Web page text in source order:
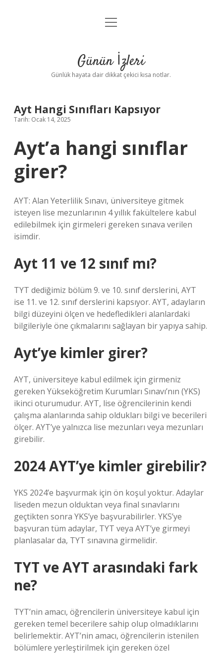
Anasayfa
Yasal Uyarı
menüyü
Günün İzleri
Günlük hayata dair dikkat çekici kısa notlar.
Ayt Hangi Sınıfları Kapsıyor
Tarih: Ocak 14, 2025
Ayt’a hangi sınıflar
girer?
AYT: Alan Yeterlilik Sınavı, üniversiteye gitmek
isteyen lise mezunlarının 4 yıllık fakültelere kabul
edilebilmek için girmeleri gereken sınava verilen
isimdir.
Ayt 11 ve 12 sınıf mı?
TYT dediğimiz bölüm 9. ve 10. sınıf derslerini, AYT
ise 11. ve 12. sınıf derslerini kapsıyor. AYT, adayların
bilgi düzeyini ölçen ve hedefledikleri alanlardaki
bilgileriyle öne çıkmalarını sağlayan bir yapıya sahip.
Ayt’ye kimler girer?
AYT, üniversiteye kabul edilmek için girmeniz
gereken Yükseköğretim Kurumları Sınavı’nın (YKS)
ikinci oturumudur. AYT, lise öğrencilerinin kendi
çalışma alanlarında sahip oldukları bilgi ve becerileri
ölçer. AYT’ye yalnızca lise mezunları veya mezunları
girebilir.
2024 AYT’ye kimler girebilir?
YKS 2024’e başvurmak için ön koşul yoktur. Adaylar
liseden mezun olduktan veya final sınavlarını
geçtikten sonra YKS’ye başvurabilirler. YKS’ye
başvuran tüm adaylar, TYT veya AYT’ye girmeyi
planlasalar da, TYT sınavına girmelidir.
TYT ve AYT arasındaki fark
ne?
TYT’nin amacı, öğrencilerin üniversiteye kabul için
gereken temel becerilere sahip olup olmadıklarını
belirlemektir. AYT’nin amacı, öğrencilerin istenilen
bölümlere yerleştirilmek için gereken özel